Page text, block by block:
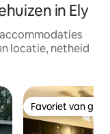
in Ely
locatie, netheid
Favoriet van
Favoriet van